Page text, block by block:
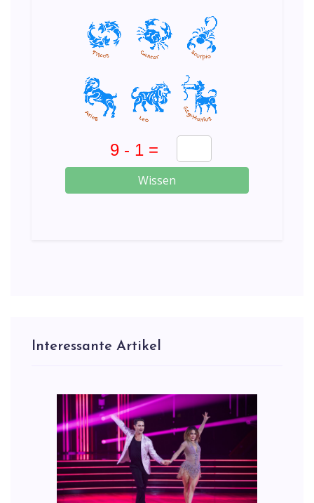
Wissen
Interessante Artikel